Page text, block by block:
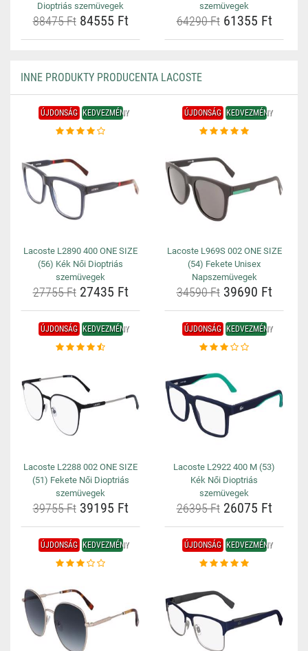
Dioptriás szemüvegek
88475 Ft84555 Ft
szemüvegek
64290 Ft61355 Ft
INNE PRODUKTY PRODUCENTA LACOSTE
ÚJDONSÁG KEDVEZMÉNY
Lacoste L2890 400 ONE SIZE
(56) Kék Női Dioptriás
szemüvegek
27755 Ft27435 Ft
ÚJDONSÁG KEDVEZMÉNY
Lacoste L969S 002 ONE SIZE
(54) Fekete Unisex
Napszemüvegek
34590 Ft39690 Ft
ÚJDONSÁG KEDVEZMÉNY
Lacoste L2288 002 ONE SIZE
(51) Fekete Női Dioptriás
szemüvegek
39755 Ft39195 Ft
ÚJDONSÁG KEDVEZMÉNY
Lacoste L2922 400 M (53)
Kék Női Dioptriás
szemüvegek
26395 Ft26075 Ft
ÚJDONSÁG KEDVEZMÉNY ÚJDONSÁG KEDVEZMÉNY